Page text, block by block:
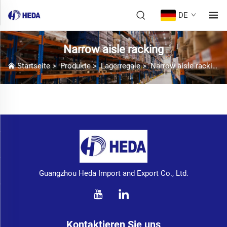
DE
Narrow aisle racking
Startseite>Produkte>Lagerregale>Narrow aisle racking
Guangzhou Heda Import and Export Co., Ltd.
Kontaktieren Sie uns